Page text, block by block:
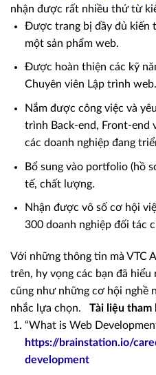
nhận được rất nhiều thứ từ
Được trang bị đầy đủ kiến
một sản phẩm web.
Được hoàn thiện các kỹ
Chuyên viên Lập trình web.
Nắm được công việc và
trình Back-end, Front-end
các doanh nghiệp đang
Bổ sung vào portfolio (hồ
tế, chất lượng.
Nhận được vô số cơ hội
300 doanh nghiệp đối tác
Với những thông tin mà VTC
trên, hy vọng các bạn đã hiểu
cũng như những cơ hội nghề
nhắc lựa chọn. Tài liệu tham
“What is Web
https://brainstation.io/
development